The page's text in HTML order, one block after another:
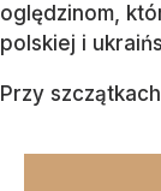
oględzinom,
polskiej i
Przy